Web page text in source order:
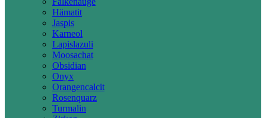
Hämatit
Jaspis
Karneol
Lapislazuli
Moosachat
Obsidian
Onyx
Orangencalcit
Rosenquarz
Turmalin